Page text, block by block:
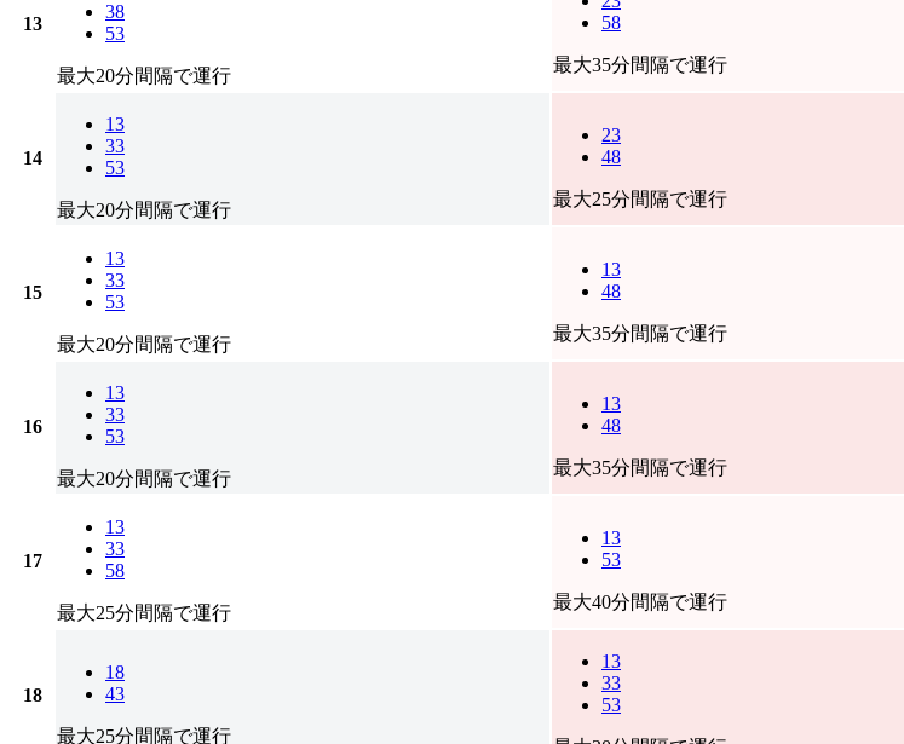
13
38
53
最大20分間隔で運行
58
最大35分間隔で運行
14
13
33
53
最大20分間隔で運行
23
48
最大25分間隔で運行
15
13
33
53
最大20分間隔で運行
13
48
最大35分間隔で運行
16
13
33
53
最大20分間隔で運行
13
48
最大35分間隔で運行
17
13
33
58
最大25分間隔で運行
13
53
最大40分間隔で運行
18
18
43
最大25分間隔で運行
13
33
53